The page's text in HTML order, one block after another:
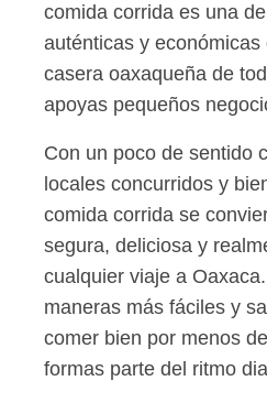
comida corrida es una
auténticas y
casera oaxaqueña de
apoyas pequeños
Con un poco de sentido
locales concurridos y
comida corrida se
segura, deliciosa y
cualquier viaje a
maneras más fáciles y
comer bien por menos
formas parte del ritmo